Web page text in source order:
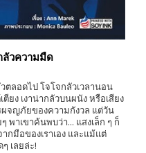
ลัวความมืด
ตลอดไป โจโจกลัวเวลานอน
ยง เงาน่ากลัวบนผนัง หรือเสียง
จญภัยของความกังวล แต่วัน
าเขาค้นพบว่า... แสงเล็ก ๆ ก็
กมือของเราเอง และแม้แต่
เลยล่ะ!